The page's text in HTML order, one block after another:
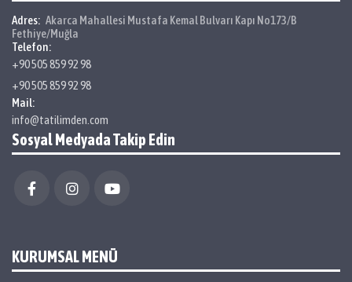
Adres: Akarca Mahallesi Mustafa Kemal Bulvarı Kapı No173/B
Fethiye/Muğla
Telefon:
+90 505 859 92 98
+90 505 859 92 98
Mail:
info@tatilimden.com
Sosyal Medyada Takip Edin
KURUMSAL MENÜ